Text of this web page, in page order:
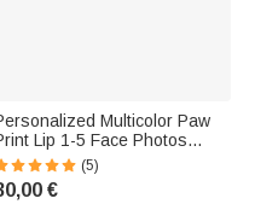
Multicolor Paw
Lip 1-5 Face Photos
Pajama Set for
Wear—Father's Day,
Day, Birthday Gift for
(5)
€